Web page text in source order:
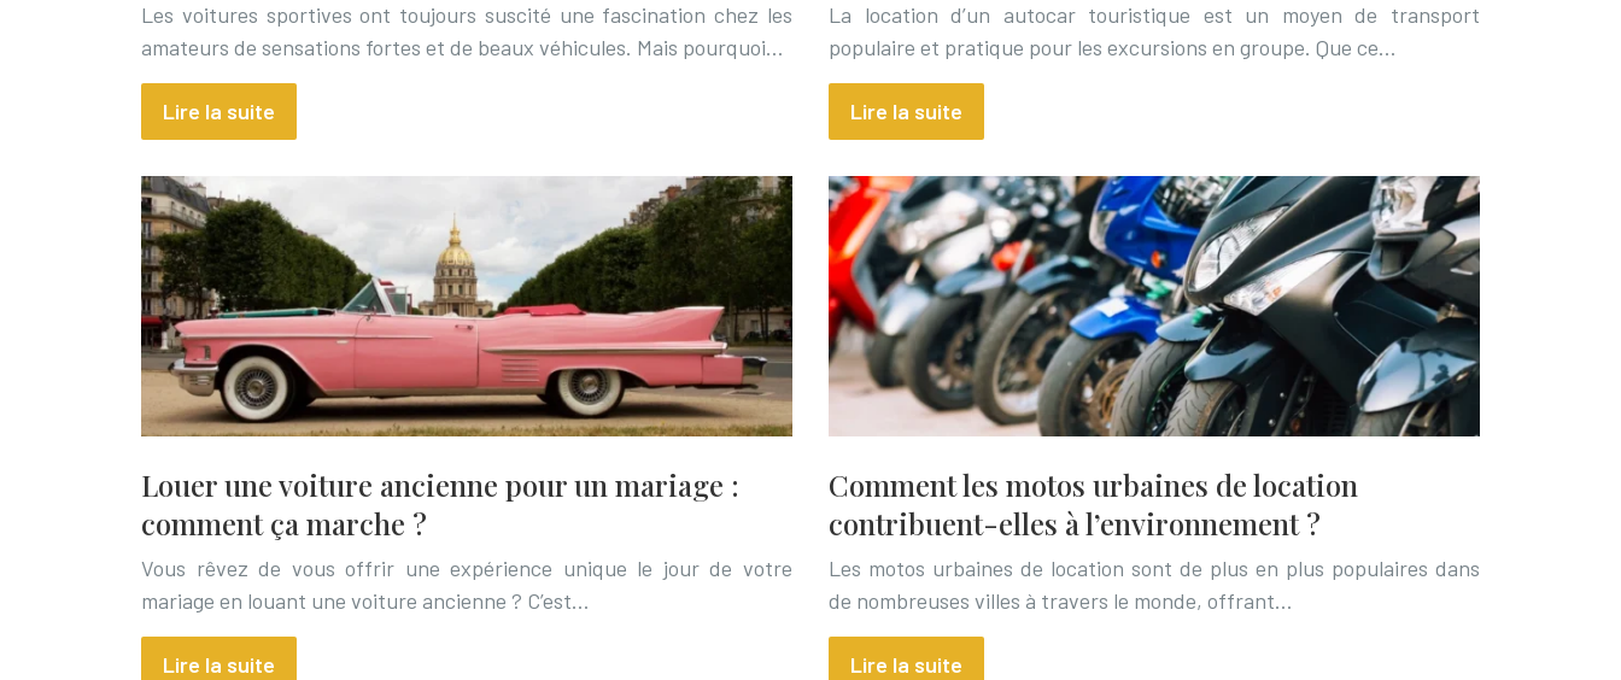
Les voitures sportives ont toujours suscité une fascination chez les
amateurs de sensations fortes et de beaux véhicules. Mais pourquoi…
Lire la suite
La location d’un autocar touristique est un moyen de transport
populaire et pratique pour les excursions en groupe. Que ce…
Lire la suite
Louer une voiture ancienne pour un mariage :
comment ça marche ?
Vous rêvez de vous offrir une expérience unique le jour de votre
mariage en louant une voiture ancienne ? C’est…
Lire la suite
Comment les motos urbaines de location
contribuent-elles à l’environnement ?
Les motos urbaines de location sont de plus en plus populaires dans
de nombreuses villes à travers le monde, offrant…
Lire la suite